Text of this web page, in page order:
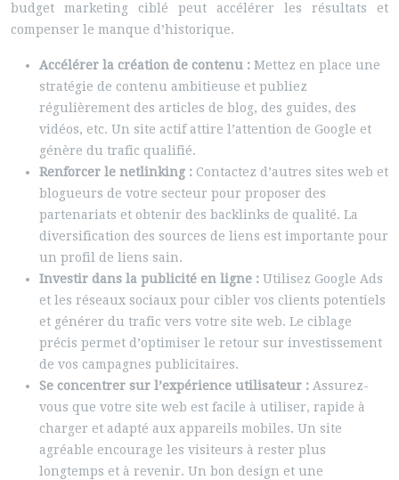
budget marketing ciblé peut accélérer les résultats et
compenser le manque d’historique.
Accélérer la création de contenu : Mettez en place une
stratégie de contenu ambitieuse et publiez
régulièrement des articles de blog, des guides, des
vidéos, etc. Un site actif attire l’attention de Google et
génère du trafic qualifié.
Renforcer le netlinking : Contactez d’autres sites web et
blogueurs de votre secteur pour proposer des
partenariats et obtenir des backlinks de qualité. La
diversification des sources de liens est importante pour
un profil de liens sain.
Investir dans la publicité en ligne : Utilisez Google Ads
et les réseaux sociaux pour cibler vos clients potentiels
et générer du trafic vers votre site web. Le ciblage
précis permet d’optimiser le retour sur investissement
de vos campagnes publicitaires.
Se concentrer sur l’expérience utilisateur : Assurez-
vous que votre site web est facile à utiliser, rapide à
charger et adapté aux appareils mobiles. Un site
agréable encourage les visiteurs à rester plus
longtemps et à revenir. Un bon design et une